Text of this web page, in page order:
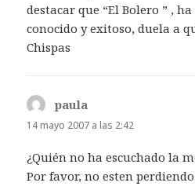
destacar que “El Bolero ” ,
conocido y exitoso, duela a
Chispas
paula
14 mayo 2007 a las 2:42
¿Quién no ha escuchado la
Por favor, no esten